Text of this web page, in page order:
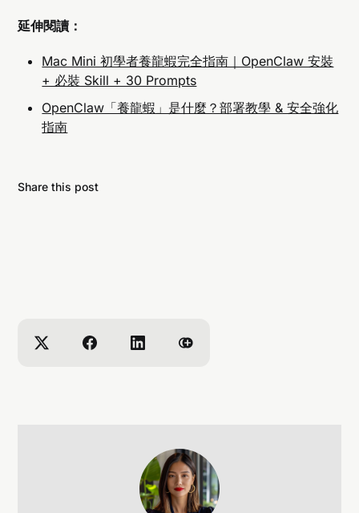
延伸閱讀：
Mac Mini 初學者養龍蝦完全指南｜OpenClaw 安裝
+ 必裝 Skill + 30 Prompts
OpenClaw「養龍蝦」是什麼？部署教學 & 安全強化
指南
Share this post